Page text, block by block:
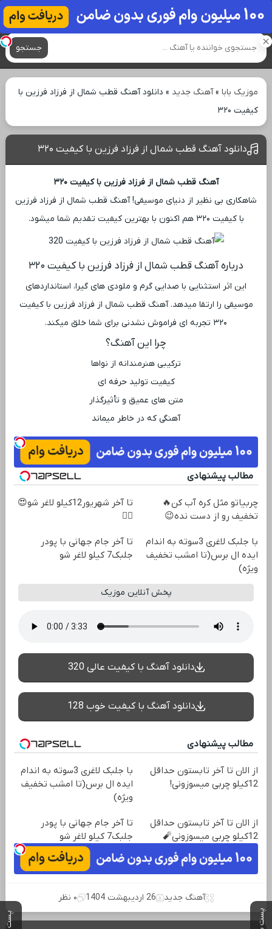
آهنگ های جدید
جستجو
موزیک بابا»آهنگ جدید » دانلود آهنگ قطب شمال از فرزاد فرزین با
کیفیت ۳۲۰
دانلود آهنگ قطب شمال از فرزاد فرزین با کیفیت ۳۲۰
آهنگ قطب شمال از فرزاد فرزین با کیفیت ۳۲۰
شاهکاری بی ‌نظیر از دنیای موسیقی! آهنگ قطب شمال از فرزاد فرزین
با کیفیت ۳۲۰ هم اکنون با بهترین کیفیت تقدیم شما میشود.
درباره آهنگ قطب شمال از فرزاد فرزین با کیفیت ۳۲۰
این اثر استثنایی با صدایی گرم و ملودی ‌های گیرا، استانداردهای
موسیقی را ارتقا میدهد. آهنگ قطب شمال از فرزاد فرزین با کیفیت
۳۲۰ تجربه ‌ای فراموش ‌نشدنی برای شما خلق میکند.
چرا این آهنگ؟
ترکیبی هنرمندانه از نواها
کیفیت تولید حرفه ‌ای
متن‌ های عمیق و تأثیرگذار
آهنگی که در خاطر میماند
مطالب پیشنهادی
چربیاتو مثل کره آب کن🔥
تخفیف رو از دست نده😉
تا آخر شهریور12کیلو لاغر شو😍
👌🏻
با جلبک لاغری 3سوته به اندام
ایده ال برس(تا امشب تخفیف
ویژه)
تا آخر جام جهانی با پودر
جلبک7 کیلو لاغر شو
پخش آنلاین موزیک
دانلود آهنگ با کیفیت عالی 320
دانلود آهنگ با کیفیت خوب 128
مطالب پیشنهادی
از الان تا آخر تابستون حداقل
12کیلو چربی میسوزونی!
با جلبک لاغری 3سوته به اندام
ایده ال برس(تا امشب تخفیف
ویژه)
از الان تا آخر تابستون حداقل
12کیلو چربی میسوزونی🧨
تا آخر جام جهانی با پودر
جلبک7 کیلو لاغر شو
آهنگ جدید 26 اردیبهشت 1404 ۰ نظر